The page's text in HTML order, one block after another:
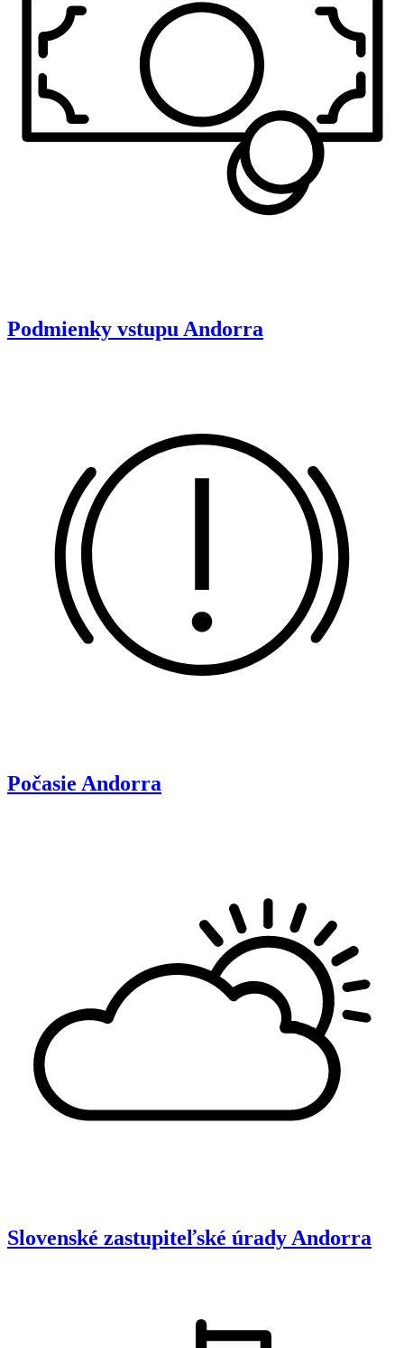
Podmienky vstupuAndorra
Počasie Andorra
Slovenské zastupiteľské úrady Andorra